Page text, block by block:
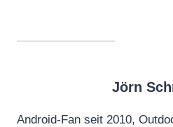
Jörn
Android-Fan seit 2010,